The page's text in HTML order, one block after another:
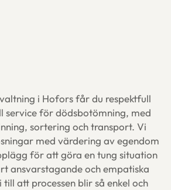
i Hofors får du respektfull
service för dödsbotömning, med
sortering och transport. Vi
med värdering av egendom
för att göra en tung situation
ansvarstagande och empatiska
till att processen blir så enkel och